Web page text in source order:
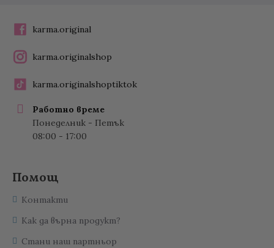
karma.original
karma.originalshop
karma.originalshoptiktok
Работно време
Понеделник - Петък
08:00 - 17:00
Помощ
Контакти
Как да върна продукт?
Стани наш партньор